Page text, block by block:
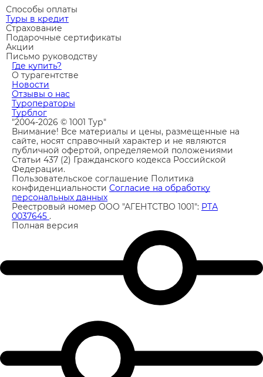
Способы оплаты
Туры в кредит
Страхование
Подарочные сертификаты
Акции
Письмо руководству
Где купить?
О турагентстве
Новости
Отзывы о нас
Туроператоры
Турблог
"2004-2026 © 1001 Тур"
Внимание! Все материалы и цены, размещенные на
сайте, носят справочный характер и не являются
публичной офертой, определяемой положениями
Статьи 437 (2) Гражданского кодекса Российской
Федерации.
Пользовательское соглашение Политика
конфиденциальности Согласие на обработку
персональных данных
Реестровый номер ООО "АГЕНТСТВО 1001": РТА
0037645 .
Полная версия